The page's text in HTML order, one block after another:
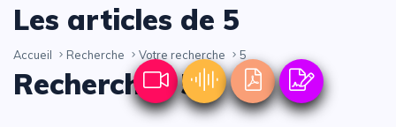
Les articles de 5
Accueil Recherche Votre recherche 5
Recherche : 5